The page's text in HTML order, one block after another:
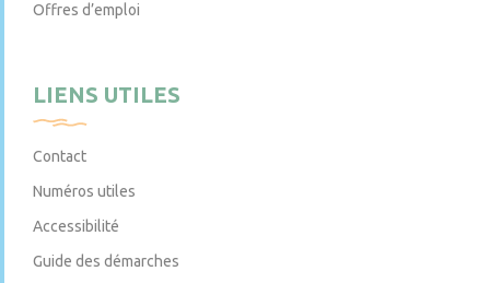
Offres d’emploi
LIENS UTILES
Contact
Numéros utiles
Accessibilité
Guide des démarches